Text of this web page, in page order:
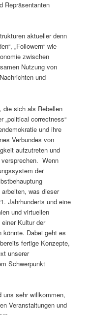
Repräsentanten
aktueller denn
„Followern“ wie
zwischen
Nutzung von
und
die sich als Rebellen
„political correctness“
und ihre
Verbundes von
aufzutreten und
Wenn
der
was dieser
Jahrhunderts und eine
und virtuellen
Kultur der
könnte. Dabei geht es
fertige Konzepte,
unserer
Schwerpunkt
uns sehr willkommen,
Veranstaltungen und